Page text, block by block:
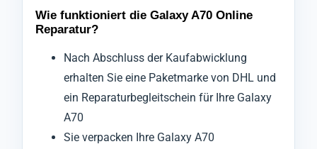
Wie funktioniert die Galaxy A70 Online
Reparatur?
Nach Abschluss der Kaufabwicklung
erhalten Sie eine Paketmarke von DHL und
ein Reparaturbegleitschein für Ihre Galaxy
A70
Sie verpacken Ihre Galaxy A70